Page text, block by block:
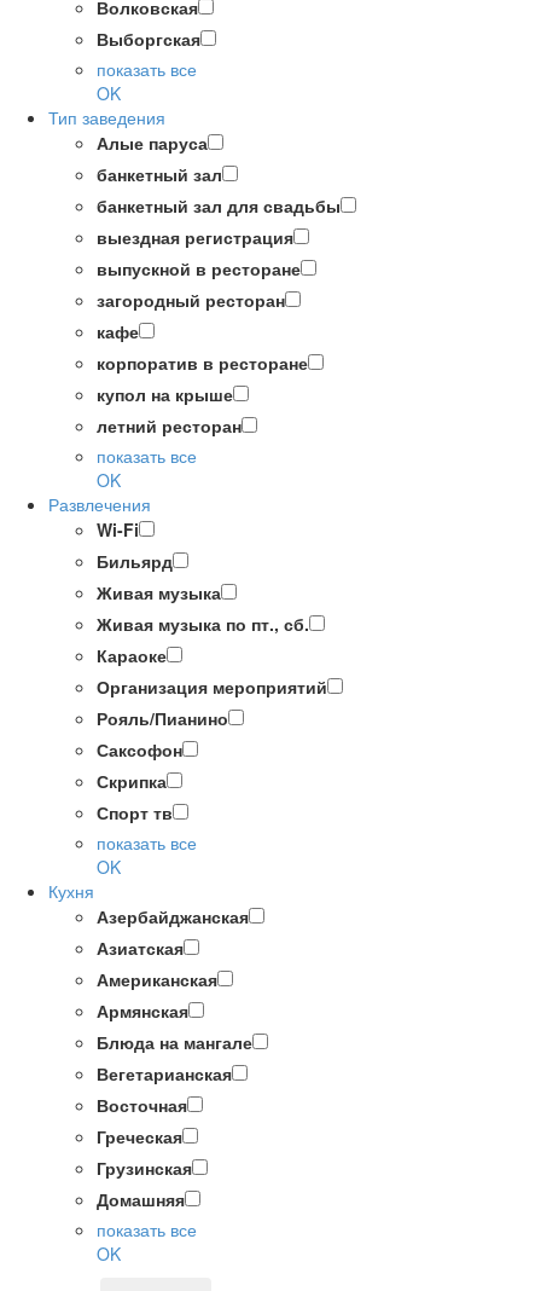
Волковская
Выборгская
показать все
OK
Тип заведения
Алые паруса
банкетный зал
банкетный зал для свадьбы
выездная регистрация
выпускной в ресторане
загородный ресторан
кафе
корпоратив в ресторане
купол на крыше
летний ресторан
показать все
OK
Развлечения
Wi-Fi
Бильярд
Живая музыка
Живая музыка по пт., сб.
Караоке
Организация мероприятий
Рояль/Пианино
Саксофон
Скрипка
Спорт тв
показать все
OK
Кухня
Азербайджанская
Азиатская
Американская
Армянская
Блюда на мангале
Вегетарианская
Восточная
Греческая
Грузинская
Домашняя
показать все
OK